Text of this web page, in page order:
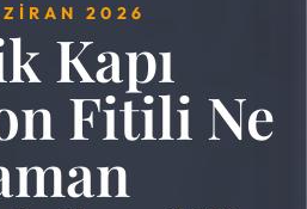
2026
Kapı
Fitili Ne